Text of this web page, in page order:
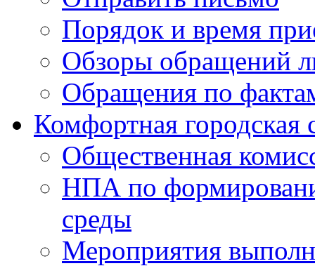
Порядок и время
Обзоры обращений
Обращения по
Комфортная городская
Общественная
НПА по
среды
Мероприятия